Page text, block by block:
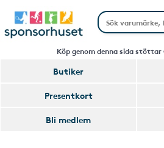
Köp genom denna sida stöttar
Butiker
Presentkort
Bli medlem